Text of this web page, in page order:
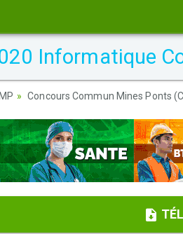
Informatique
Concours Commun Mines Ponts